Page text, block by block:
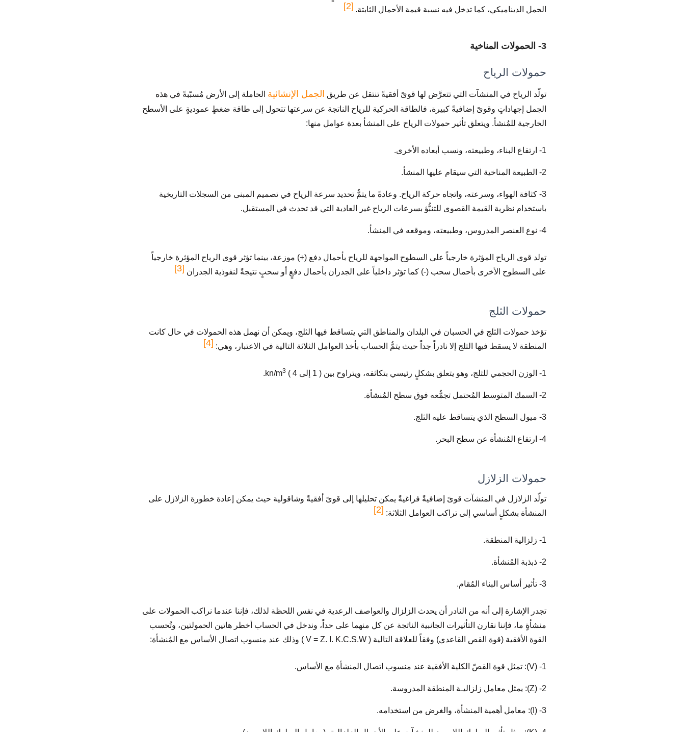
الحمل الديناميكي، كما تدخل فيه نسبة قيمة الأحمال الثابتة. [2]
3- الحمولات المناخية
حمولات الرياح
تولّد الرياح في المنشآت التي تتعرَّض لها قوىً أفقيةً تنتقل عن طريق الجمل الإنشائية الحاملة إلى الأرض مُسبّبةً في هذه
الجمل إجهاداتٍ وقوىً إضافيةً كبيرة، فالطاقة الحركية للرياح الناتجة عن سرعتها تتحول إلى طاقة ضغطٍ عموديةٍ على الأسطح
الخارجية للمُنشأ. ويتعلق تأثير حمولات الرياح على المنشأ بعدة عوامل منها:
1- ارتفاع البناء، وطبيعته، ونسب أبعاده الأخرى.
2- الطبيعة المناخية التي سيقام عليها المنشأ.
3- كثافة الهواء، وسرعته، واتجاه حركة الرياح. وعادةً ما يتمُّ تحديد سرعة الرياح في تصميم المبنى من السجلات التاريخية
باستخدام نظرية القيمة القصوى للتنبُّؤ بسرعات الرياح غير العادية التي قد تحدث في المستقبل.
4- نوع العنصر المدروس، وطبيعته، وموقعه في المنشأ.
تولد قوى الرياح المؤثرة خارجياً على السطوح المواجهة للرياح بأحمال دفع (+) موزعة، بينما تؤثر قوى الرياح المؤثرة خارجياً
على السطوح الأخرى بأحمال سحب (-) كما تؤثر داخلياً على الجدران بأحمال دفعٍ أو سحبٍ نتيجةً لنفوذية الجدران [3]
حمولات الثلج
تؤخذ حمولات الثلج في الحسبان في البلدان والمناطق التي يتساقط فيها الثلج، ويمكن أن نهمل هذه الحمولات في حال كانت
المنطقة لا يسقط فيها الثلج إلا نادراً جداً حيث يتمُّ الحساب بأخذ العوامل الثلاثة التالية في الاعتبار، وهي: [4]
1- الوزن الحجمي للثلج، وهو يتعلق بشكلٍ رئيسي بتكاثفه، ويتراوح بين ( 1 إلى 4 ) kn/m 3
.
2- السمك المتوسط المُحتمل تجمُّعه فوق سطح المُنشأة.
3- ميول السطح الذي يتساقط عليه الثلج.
4- ارتفاع المُنشأة عن سطح البحر.
حمولات الزلازل
تولّد الزلازل في المنشآت قوىً إضافيةً فراغيةً يمكن تحليلها إلى قوىً أفقيةً وشاقولية حيث يمكن إعادة خطورة الزلازل على
المنشأة بشكلٍ أساسي إلى تراكب العوامل الثلاثة: [2]
1- زلزالية المنطقة.
2- ذبذبة المُنشأة.
3- تأثير أساس البناء المُقام.
تجدر الإشارة إلى أنه من النادر أن يحدث الزلزال والعواصف الرعدية في نفس اللحظة لذلك، فإننا عندما نراكب الحمولات على
منشأةٍ ما، فإننا نقارن التأثيرات الجانبية الناتجة عن كل منهما على حداً، وندخل في الحساب أخطر هاتين الحمولتين، وتُحسب
القوة الأفقية (قوة القص القاعدي) وفقاً للعلاقة التالية ( V = Z. I. K.C.S.W ) وذلك عند منسوب اتصال الأساس مع المُنشأة:
1- (V): تمثل قوة القصّ الكلية الأفقية عند منسوب اتصال المنشأة مع الأساس.
Z) -2): يمثل معامل زلزاليـة المنطقة المدروسة.
I) -3): معامل أهمية المنشأة، والغرض من استخدامه.